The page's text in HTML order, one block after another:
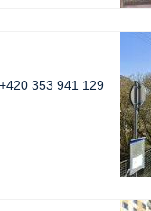
+420 353 941 129